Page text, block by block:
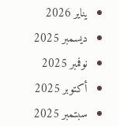
يناير 2026
ديسمبر 2025
نوفمبر 2025
أكتوبر 2025
سبتمبر 2025